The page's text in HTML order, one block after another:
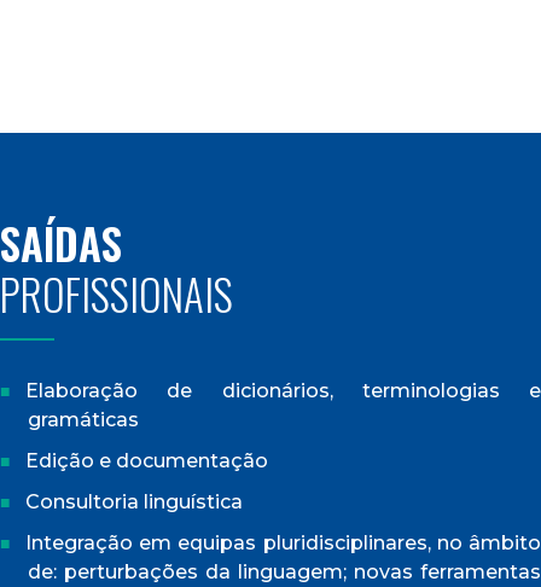
SAÍDAS
PROFISSIONAIS
Elaboração de dicionários, terminologias e
gramáticas
Edição e documentação
Consultoria linguística
Integração em equipas pluridisciplinares, no âmbito
de: perturbações da linguagem; novas ferramentas